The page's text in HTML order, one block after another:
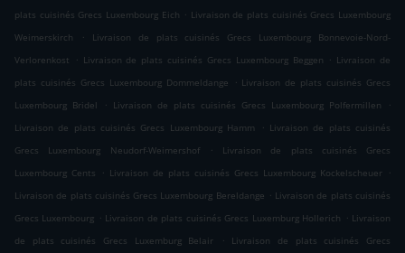
plats cuisinés Grecs Luxembourg Eich . Livraison de plats cuisinés Grecs Luxembourg
Weimerskirch
.
Livraison de plats cuisinés Grecs Luxembourg Bonnevoie-Nord-
Verlorenkost
. Livraison de plats cuisinés Grecs Luxembourg Beggen . Livraison de
plats cuisinés Grecs Luxembourg Dommeldange
. Livraison de plats cuisinés Grecs
Luxembourg Bridel
. Livraison de plats cuisinés Grecs Luxembourg Polfermillen
.
Livraison de plats cuisinés Grecs Luxembourg Hamm
. Livraison de plats cuisinés
Grecs Luxembourg Neudorf-Weimershof
.
Livraison de plats cuisinés Grecs
Luxembourg Cents
. Livraison de plats cuisinés Grecs Luxembourg Kockelscheuer .
Livraison de plats cuisinés Grecs Luxembourg Bereldange . Livraison de plats cuisinés
Grecs Luxembourg . Livraison de plats cuisinés Grecs Luxemburg Hollerich . Livraison
de plats cuisinés Grecs Luxemburg Belair
.
Livraison de plats cuisinés Grecs